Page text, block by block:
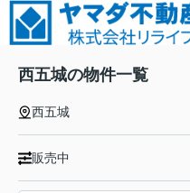
西五城の物件一覧
西五城
販売中